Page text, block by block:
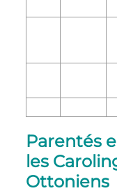
Parentés
les
Ottoniens